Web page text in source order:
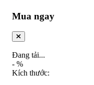
Mua ngay
Đang tải...
- %
Kích thước: